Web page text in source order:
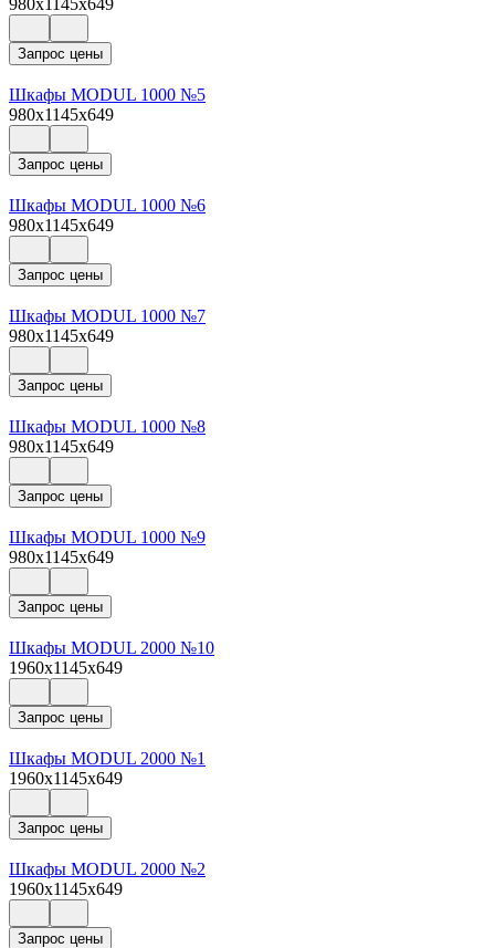
Запрос цены
Шкафы MODUL 1000 №5
980x1145x649
Запрос цены
Шкафы MODUL 1000 №6
980x1145x649
Запрос цены
Шкафы MODUL 1000 №7
980x1145x649
Запрос цены
Шкафы MODUL 1000 №8
980x1145x649
Запрос цены
Шкафы MODUL 1000 №9
980x1145x649
Запрос цены
Шкафы MODUL 2000 №10
1960x1145x649
Запрос цены
Шкафы MODUL 2000 №1
1960x1145x649
Запрос цены
Шкафы MODUL 2000 №2
1960x1145x649
Запрос цены